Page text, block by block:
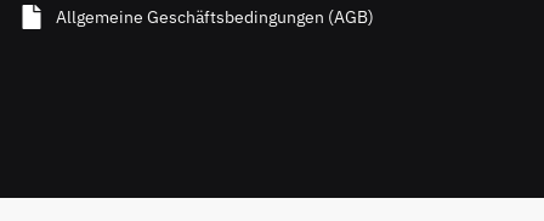
Allgemeine Geschäftsbedingungen (AGB)